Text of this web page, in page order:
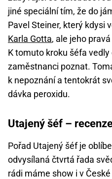
jiné speciální tím, že do
Pavel Steiner, který kdysi
Karla Gotta, ale jeho
K tomuto kroku šéfa vedly
zaměstnanci poznat.
k nepoznání a tentokrát
dávka peroxidu.
Utajený šéf –
Pořad Utajený šéf je
odvysílaná čtvrtá řada
rádi máme show i v